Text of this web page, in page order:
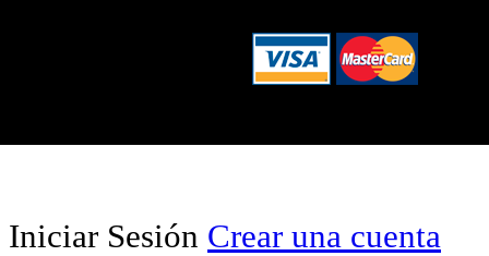
Iniciar Sesión Crear una cuenta